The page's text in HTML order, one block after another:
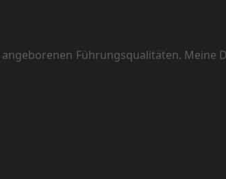
Führungsqualitäten.